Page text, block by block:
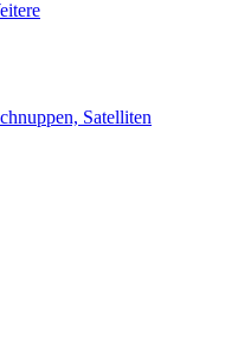
Satelliten